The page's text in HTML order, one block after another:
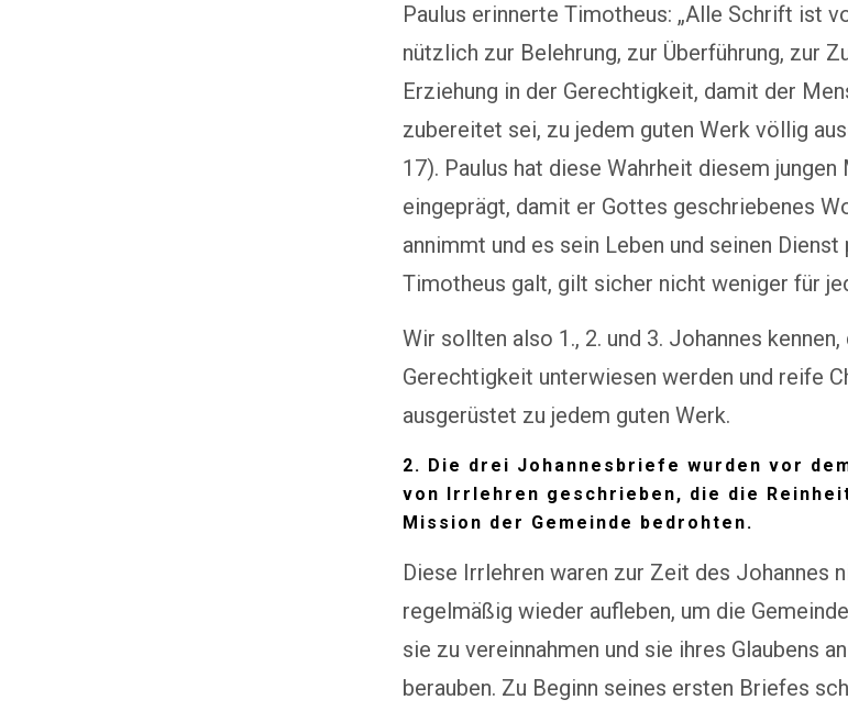
Paulus erinnerte Timotheus: „Alle Schrift ist
nützlich zur Belehrung, zur Überführung, zur
Erziehung in der Gerechtigkeit, damit der
zubereitet sei, zu jedem guten Werk völlig
17). Paulus hat diese Wahrheit diesem
eingeprägt, damit er Gottes geschriebenes
annimmt und es sein Leben und seinen Dienst
Timotheus galt, gilt sicher nicht weniger für
Wir sollten also 1., 2. und 3. Johannes
Gerechtigkeit unterwiesen werden und reife
ausgerüstet zu jedem guten Werk.
2. Die drei Johannesbriefe wurden vor
von Irrlehren geschrieben, die die
Mission der Gemeinde bedrohten.
Diese Irrlehren waren zur Zeit des Johannes
regelmäßig wieder aufleben, um die
sie zu vereinnahmen und sie ihres Glaubens
berauben. Zu Beginn seines ersten Briefes